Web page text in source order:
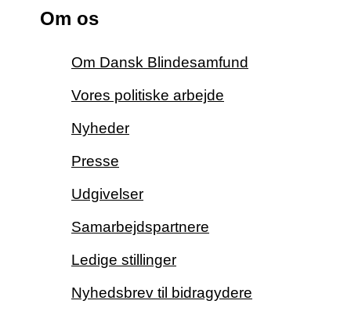
Om os
Om Dansk Blindesamfund
Vores politiske arbejde
Nyheder
Presse
Udgivelser
Samarbejdspartnere
Ledige stillinger
Nyhedsbrev til bidragydere